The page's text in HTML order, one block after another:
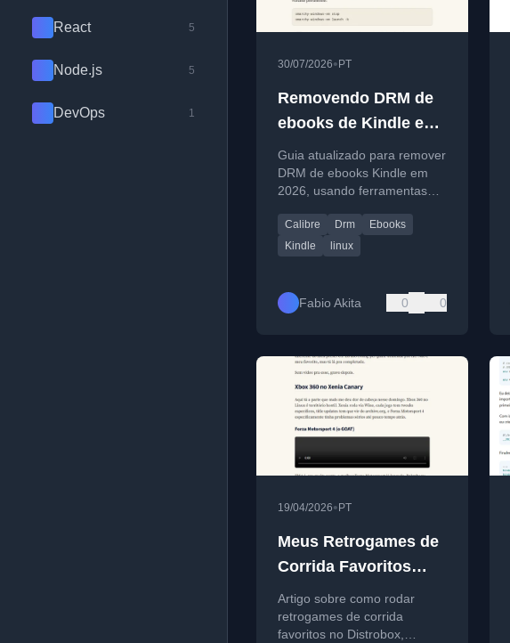
React 5
Node.js 5
DevOps 1
30/07/2026• PT
Removendo DRM de
ebooks de Kindle em
2026
Guia atualizado para remover
DRM de ebooks Kindle em
2026, usando ferramentas
dicas para Linux e backup.
Calibre Drm
Ebooks
Kindle
linux
Fabio Akita 0 0
19/04/2026• PT
Meus Retrogames de
Corrida Favoritos
Rodando no Meu
Distrobox
Artigo sobre como rodar
retrogames de corrida
favoritos no Distrobox,